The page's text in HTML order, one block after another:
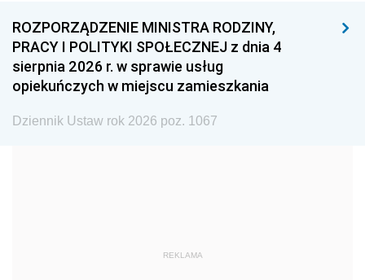
1993 1992 1991
1990 1989
1987 1986 1985
1984 1983
ROZPORZĄDZENIE MINISTRA RODZINY,
PRACY I POLITYKI SPOŁECZNEJ z dnia 4
sierpnia 2026 r. w sprawie usług
opiekuńczych w miejscu zamieszkania
Dziennik Ustaw rok 2026 poz. 1067
REKLAMA